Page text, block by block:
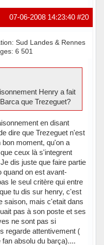
#20
07-06-2008 14:23:40
Sud Landes & Rennes
6 501
Henry a fait
que Trezeguet?
en disant
dire que Trezeguet n'est
moment, qu'on a
ceux là s'integrent
dis juste que faire partie
quand on est avant-
le seul critère qui entre
tu dis sur henry, c'est
saison, mais c'etait dans
pas à son poste et ses
ne sont pas si
regarde attentivement (
absolu du barça)....